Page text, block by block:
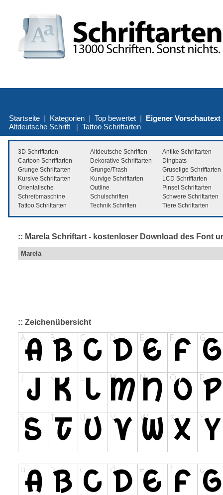
Startseite | Kategorien | Top bewertet | Eigener Vorschautext
Altdeutsche Schrift | Tattoo Schriftarten
3D Schriftarten Altdeutsche Schriften
Antike Schriftarten
Cartoon Schriftarten
Dekorative Schriftarten
Dingbats
Grunge Schriftarten
Grunge/Trash
Gruselige Schriftarten
Kursive Schriftarten
Kurvige Schriftarten
LCD Schriftarten
Orientalische
Outline
Pinsel Schriftarten
Schreibmaschine
Schulschriften
Schwere Schriftarten
Tattoo Schriftarten
Technik Schriften Tiere Schriftarten
:: Marela Schriftart - kostenloser Download des Font
Marela
:: Zeichenübersicht